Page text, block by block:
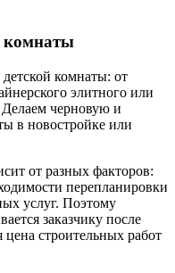
комнаты
комнаты: от
элитного или
черновую и
в новостройке или
от разных факторов:
перепланировки
услуг. Поэтому
заказчику после
строительных работ